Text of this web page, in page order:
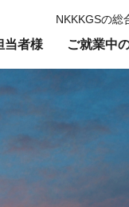
当者様 ご就業中
NKKKGSの総